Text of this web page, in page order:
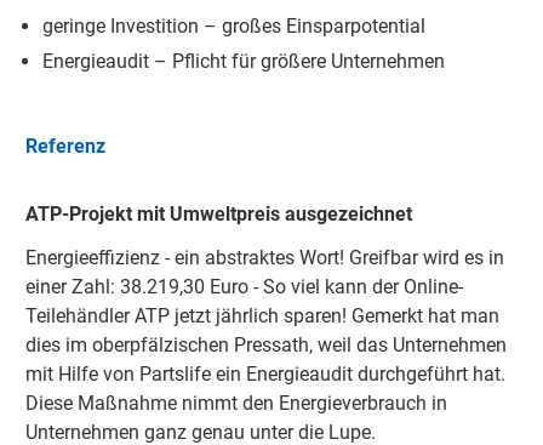
geringe Investition – großes Einsparpotential
Energieaudit – Pflicht für größere Unternehmen
Referenz
ATP-Projekt mit Umweltpreis ausgezeichnet
Energieeffizienz - ein abstraktes Wort! Greifbar wird es in
einer Zahl: 38.219,30 Euro - So viel kann der Online-
Teilehändler ATP jetzt jährlich sparen! Gemerkt hat man
dies im oberpfälzischen Pressath, weil das Unternehmen
mit Hilfe von Partslife ein Energieaudit durchgeführt hat.
Diese Maßnahme nimmt den Energieverbrauch in
Unternehmen ganz genau unter die Lupe.